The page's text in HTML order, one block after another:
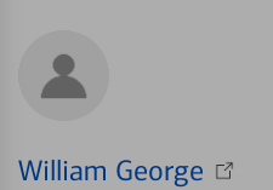
William George